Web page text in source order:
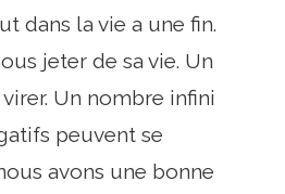
dans la vie a une fin.
jeter de sa vie. Un
Un nombre infini
peuvent se
avons une bonne